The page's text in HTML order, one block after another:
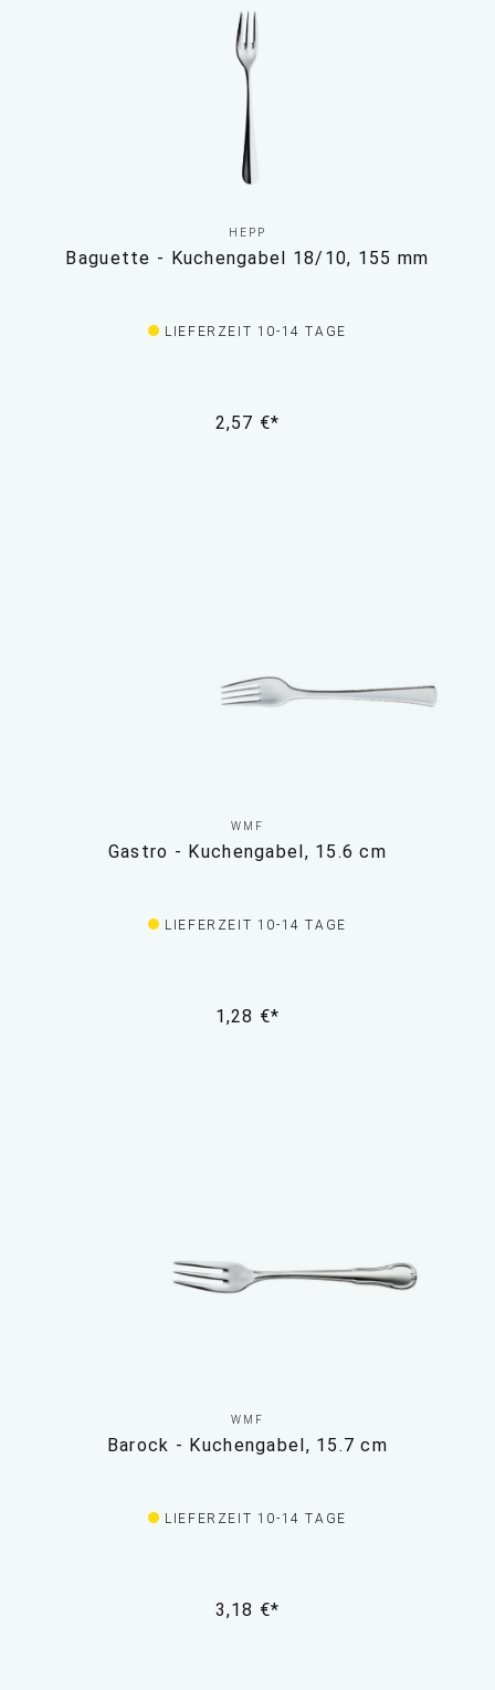
HEPP
Baguette - Kuchengabel 18/10, 155 mm
LIEFERZEIT 10-14 TAGE
2,57 €*
WMF
Gastro - Kuchengabel, 15.6 cm
LIEFERZEIT 10-14 TAGE
1,28 €*
WMF
Barock - Kuchengabel, 15.7 cm
LIEFERZEIT 10-14 TAGE
3,18 €*